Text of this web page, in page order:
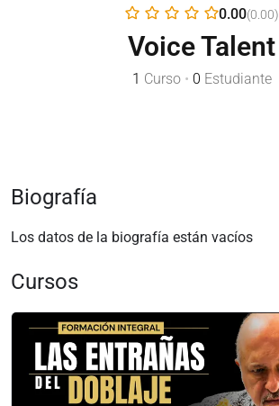
0.00(0.00)
Voice Talent
1 Curso • 0 Estudiante
Biografía
Los datos de la biografía están vacíos
Cursos